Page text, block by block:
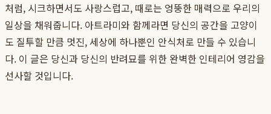
처럼, 시크하면서도 사랑스럽고, 때로는 엉뚱한 매력으로 우리의
일상을 채워줍니다. 아트라미와 함께라면 당신의 공간을 고양이
도 질투할 만큼 멋진, 세상에 하나뿐인 안식처로 만들 수 있습니
다. 이 글은 당신과 당신의 반려묘를 위한 완벽한 인테리어 영감을
선사할 것입니다.